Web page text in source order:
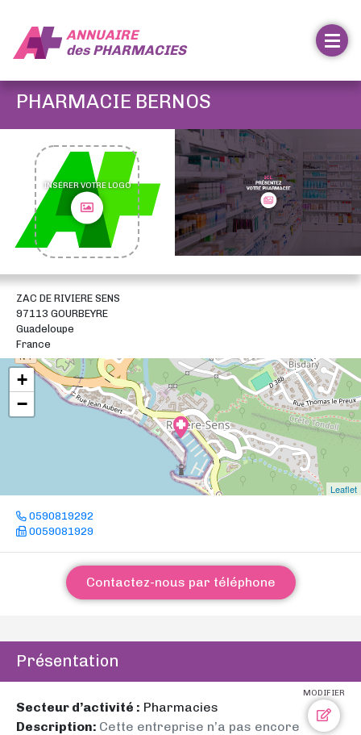
ANNUAIRE
desPHARMACIES
PHARMACIE BERNOS
INSÉRER VOTRE LOGO
ZAC DE RIVIERE SENS
97113 GOURBEYRE
Guadeloupe
France
+
−
Leaflet
0590819292
0059081929
Contactez-nous par téléphone
Présentation
MODIFIER
Secteur d’activité : Pharmacies
Description: Cette entreprise n’a pas encore